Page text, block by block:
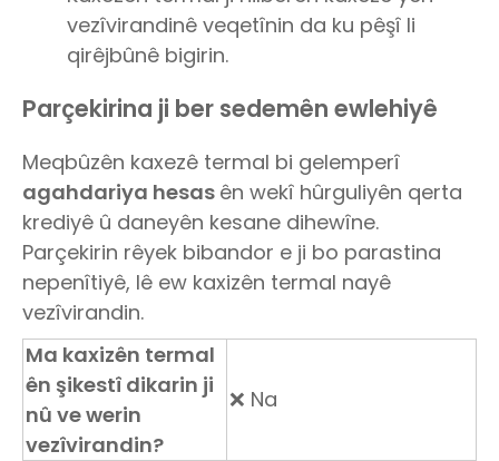
vezîvirandinê veqetînin da ku pêşî li
qirêjbûnê bigirin.
Parçekirina ji ber sedemên ewlehiyê
Meqbûzên kaxezê termal bi gelemperî
agahdariya hesas ên wekî hûrguliyên qerta
krediyê û daneyên kesane dihewîne.
Parçekirin rêyek bibandor e ji bo parastina
nepenîtiyê, lê ew kaxizên termal nayê
vezîvirandin.
Ma kaxizên termal
ên şikestî dikarin ji
nû ve werin
vezîvirandin?
❌ Na